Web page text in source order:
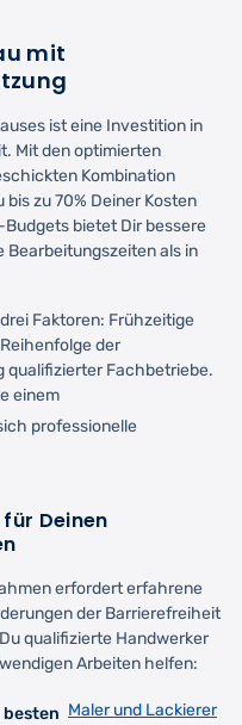
mit
ist eine Investition in
Mit den optimierten
Kombination
zu 70% Deiner Kosten
Budgets bietet Dir bessere
als in
Faktoren: Frühzeitige
der
qualifizierter Fachbetriebe.
einem
professionelle
Deinen
erfordert erfahrene
der Barrierefreiheit
qualifizierte Handwerker
Arbeiten helfen:
Maler und Lackierer